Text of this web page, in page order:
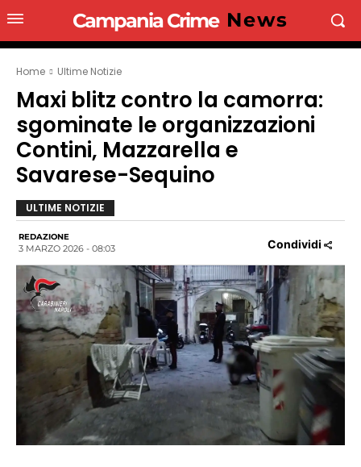
Campania Crime News
Home Ultime Notizie
Maxi blitz contro la camorra:
sgominate le organizzazioni
Contini, Mazzarella e
Savarese-Sequino
ULTIME NOTIZIE
REDAZIONE
3 MARZO 2026 - 08:03 Condividi